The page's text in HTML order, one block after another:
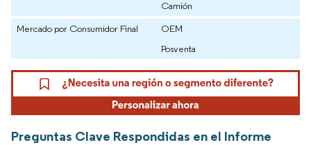
Camión
Mercado por Consumidor Final
OEM
Posventa
Preguntas Clave Respondidas en el Informe